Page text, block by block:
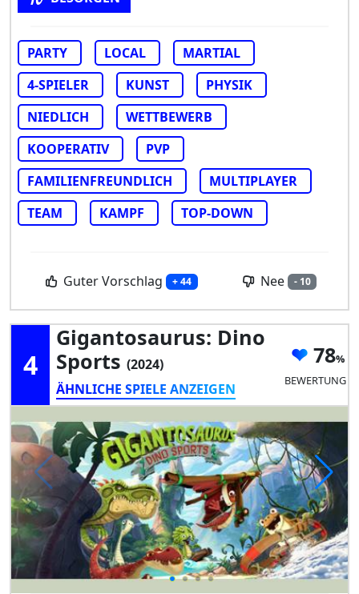
PARTY LOCAL
MARTIAL
4-SPIELER
KUNST
PHYSIK
NIEDLICH
WETTBEWERB
KOOPERATIV
PVP
FAMILIENFREUNDLICH
MULTIPLAYER
TEAM
KAMPF TOP-DOWN
Guter Vorschlag + 44 Nee - 10
4
Gigantosaurus: Dino
Sports (2024)
ÄHNLICHE SPIELE ANZEIGEN
78
BEWERTUNG